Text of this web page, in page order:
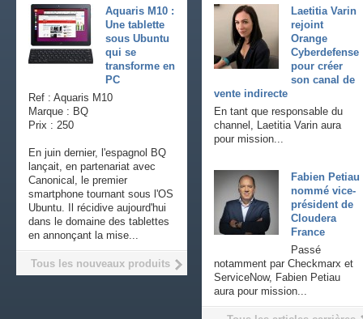
Laetitia Varin
rejoint
Orange
Cyberdefense
pour créer
son canal de
vente indirecte
En tant que responsable du
channel, Laetitia Varin aura
pour mission...
Fabien Petiau
nommé vice-
président de
Cloudera
France
Passé
notamment par Checkmarx et
ServiceNow, Fabien Petiau
aura pour mission...
Aquaris M10 :
Une tablette
sous Ubuntu
qui se
transforme en
PC
Ref : Aquaris M10
Marque : BQ
Prix : 250
En juin dernier, l'espagnol BQ
lançait, en partenariat avec
Canonical, le premier
smartphone tournant sous l'OS
Ubuntu. Il récidive aujourd'hui
dans le domaine des tablettes
en annonçant la mise...
Tous les nouveaux produits